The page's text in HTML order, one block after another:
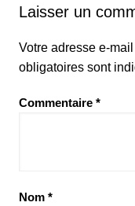
Laisser un
Votre adresse e-
obligatoires sont
Commentaire *
Nom *